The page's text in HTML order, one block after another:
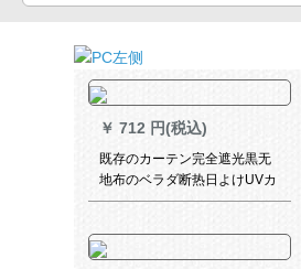
￥ 712 円(税込)
既存のカーテン完全遮光黒无
地布のベラダ断热日よけUVカ
ート光透過的なホタテコーヒ
2.7(断高备考)